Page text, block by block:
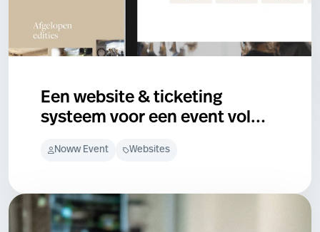
Een website & ticketing
systeem voor een event vol
Noww Event Websites